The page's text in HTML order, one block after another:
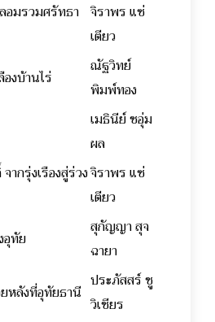
อมรวมศรัทธา จิราพร แซ่
เตียว
องบ้านไร่
ณัฐวิทย์
พิมพ์ทอง
เมธินีย์ ชอุ่ม
ผล
ากรุ่งเรืองสู่ร่วงจิราพร แซ่
เตียว
อุทัย
สุกัญญา สุจ
ฉายา
หลังที่อุทัยธานี
ประภัสสร์ ชู
วิเชียร